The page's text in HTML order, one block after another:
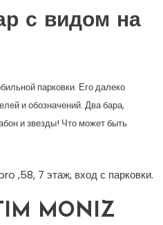
с видом на
парковки. Его далеко
и обозначений. Два бара,
и звезды! Что может быть
,58, 7 этаж, вход с парковки.
MONIZ